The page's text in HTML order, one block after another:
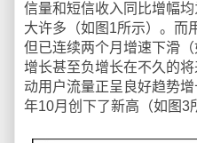
信量和短信收入同比增幅
大许多（如图1所示）。而
但已连续两个月增速下滑
增长甚至负增长在不久的
动用户流量正呈良好趋势
年10月创下了新高（如图3